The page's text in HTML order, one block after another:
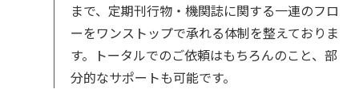
まで、定期刊行物・機関誌に関する一連のフロ
ーをワンストップで承れる体制を整えておりま
す。トータルでのご依頼はもちろんのこと、部
分的なサポートも可能です。